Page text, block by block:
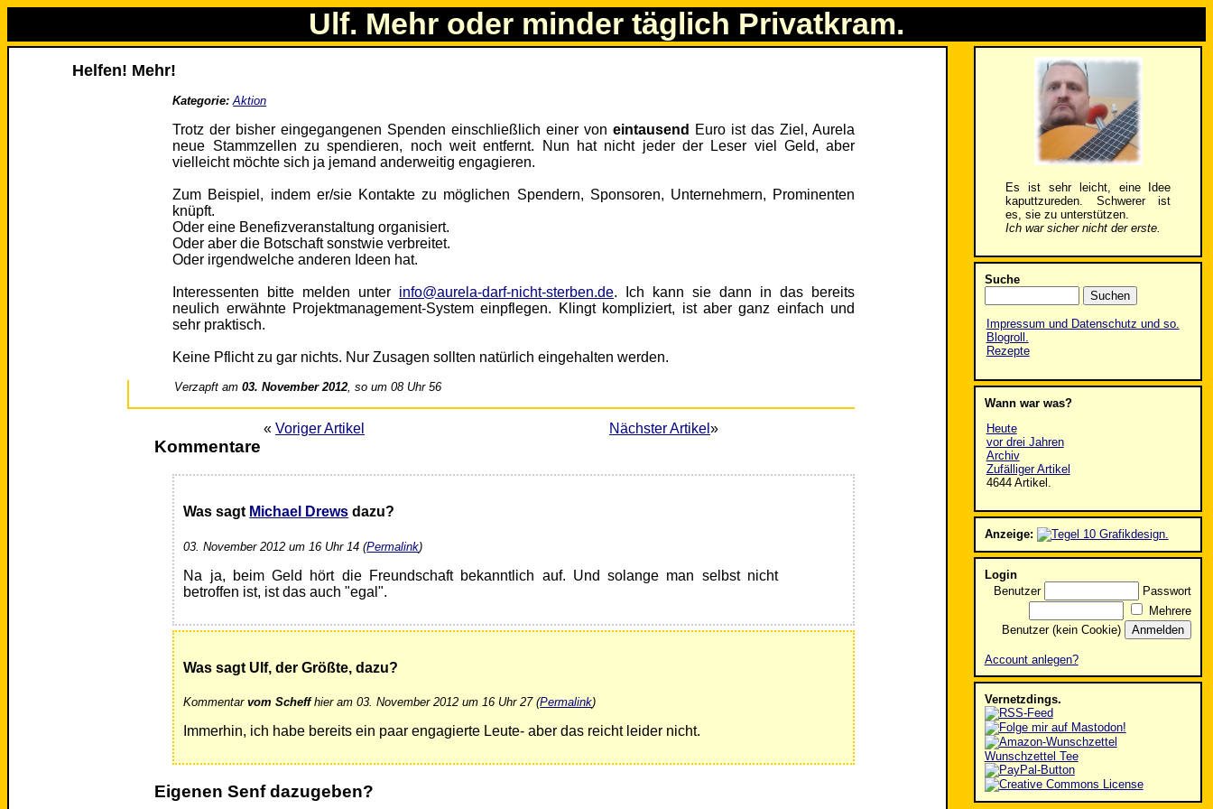
Ulf. Mehr oder minder täglich Privatkram.
Helfen! Mehr!
Kategorie: Aktion
Trotz der bisher eingegangenen Spenden einschließlich einer voneintausend
Euro ist das Ziel, Aurela
neue Stammzellen zu spendieren, noch weit entfernt. Nun hat nicht jeder der Leser viel Geld, aber
vielleicht möchte sich ja jemand anderweitig engagieren.
Zum Beispiel, indem er/sie Kontakte zu möglichen Spendern, Sponsoren, Unternehmern, Prominenten
knüpft.
Oder eine Benefizveranstaltung organisiert.
Oder aber die Botschaft sonstwie verbreitet.
Oder irgendwelche anderen Ideen hat.
Interessenten bitte melden unter info@aurela-darf-nicht-sterben.de. Ich kann sie dann in das bereits
neulich erwähnte Projektmanagement-System einpflegen. Klingt kompliziert, ist aber ganz einfach und
sehr praktisch.
Keine Pflicht zu gar nichts. Nur Zusagen sollten natürlich eingehalten werden.
Verzapft am03. November 2012, so um 08 Uhr 56
« Voriger Artikel Nächster Artikel »
Kommentare
Was sagt Michael Drews dazu?
03. November 2012 um 16 Uhr 14 (Permalink)
Na ja, beim Geld hört die Freundschaft bekanntlich auf. Und solange man selbst nicht
betroffen ist, ist das auch "egal".
Was sagt Ulf, der Größte, dazu?
Kommentarvom Scheffhier am 03. November 2012 um 16 Uhr 27 (Permalink)
Immerhin, ich habe bereits ein paar engagierte Leute- aber das reicht leider nicht.
Eigenen Senf dazugeben?
Es ist sehr leicht, eine Idee
kaputtzureden. Schwerer ist
es, sie zu unterstützen.
Ich war sicher nicht der erste.
Suche
Impressum und Datenschutz und so.
Blogroll.
Rezepte
Wann war was?
Heute
vor drei Jahren
Archiv
Zufälliger Artikel
4644 Artikel.
Anzeige:
Login
Benutzer
Passwort
Mehrere
Benutzer (kein Cookie)
Account anlegen?
Vernetzdings.
Wunschzettel Tee